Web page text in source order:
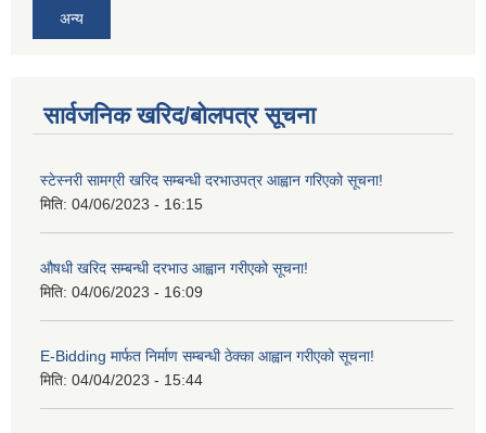
अन्य
सार्वजनिक खरिद/बोलपत्र सूचना
स्टेस्नरी सामग्री खरिद सम्बन्धी दरभाउपत्र आह्वान गरिएको सूचना!
मिति: 04/06/2023 - 16:15
औषधी खरिद सम्बन्धी दरभाउ आह्वान गरीएको सूचना!
मिति: 04/06/2023 - 16:09
E-Bidding मार्फत निर्माण सम्बन्धी ठेक्का आह्वान गरीएको सूचना!
मिति: 04/04/2023 - 15:44